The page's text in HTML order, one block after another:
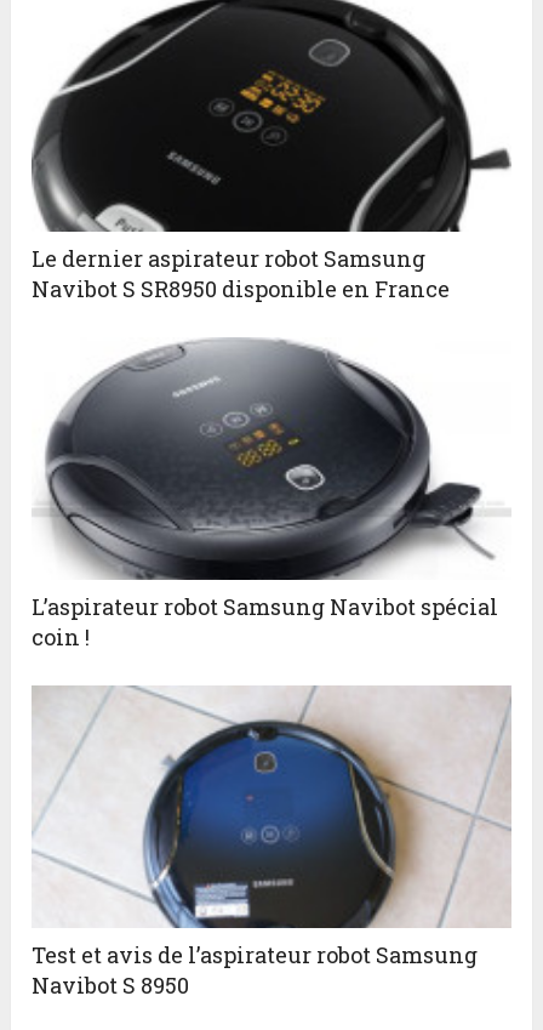
Le dernier aspirateur robot Samsung
Navibot S SR8950 disponible en France
L’aspirateur robot Samsung Navibot spécial
coin !
Test et avis de l’aspirateur robot Samsung
Navibot S 8950